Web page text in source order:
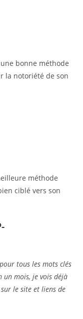
bonne méthode
la notoriété de son
méthode
ciblé vers son
tous les mots clés
un mois, je vois déjà
le site et liens de